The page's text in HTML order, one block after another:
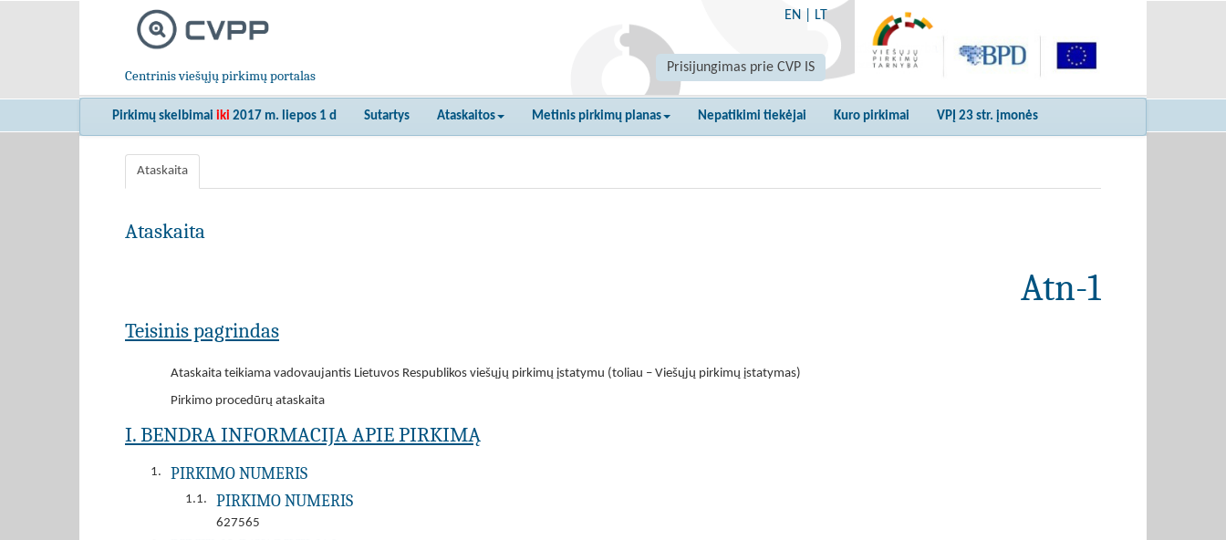
Centrinis viešųjų pirkimų portalas
EN LT
Prisijungimas prie CVP IS
Pirkimų skelbimai iki 2017 m. liepos 1 d Sutartys Ataskaitos Metinis pirkimų planas Nepatikimi tiekėjai Kuro pirkimai VPĮ 23 str. įmonės
Ataskaita
Ataskaita
Atn-1
Teisinis pagrindas
Ataskaita teikiama vadovaujantis Lietuvos Respublikos viešųjų pirkimų įstatymu (toliau – Viešųjų pirkimų įstatymas)
Pirkimo procedūrų ataskaita
I. BENDRA INFORMACIJA APIE PIRKIMĄ
1. PIRKIMO NUMERIS
1.1. PIRKIMO NUMERIS
627565